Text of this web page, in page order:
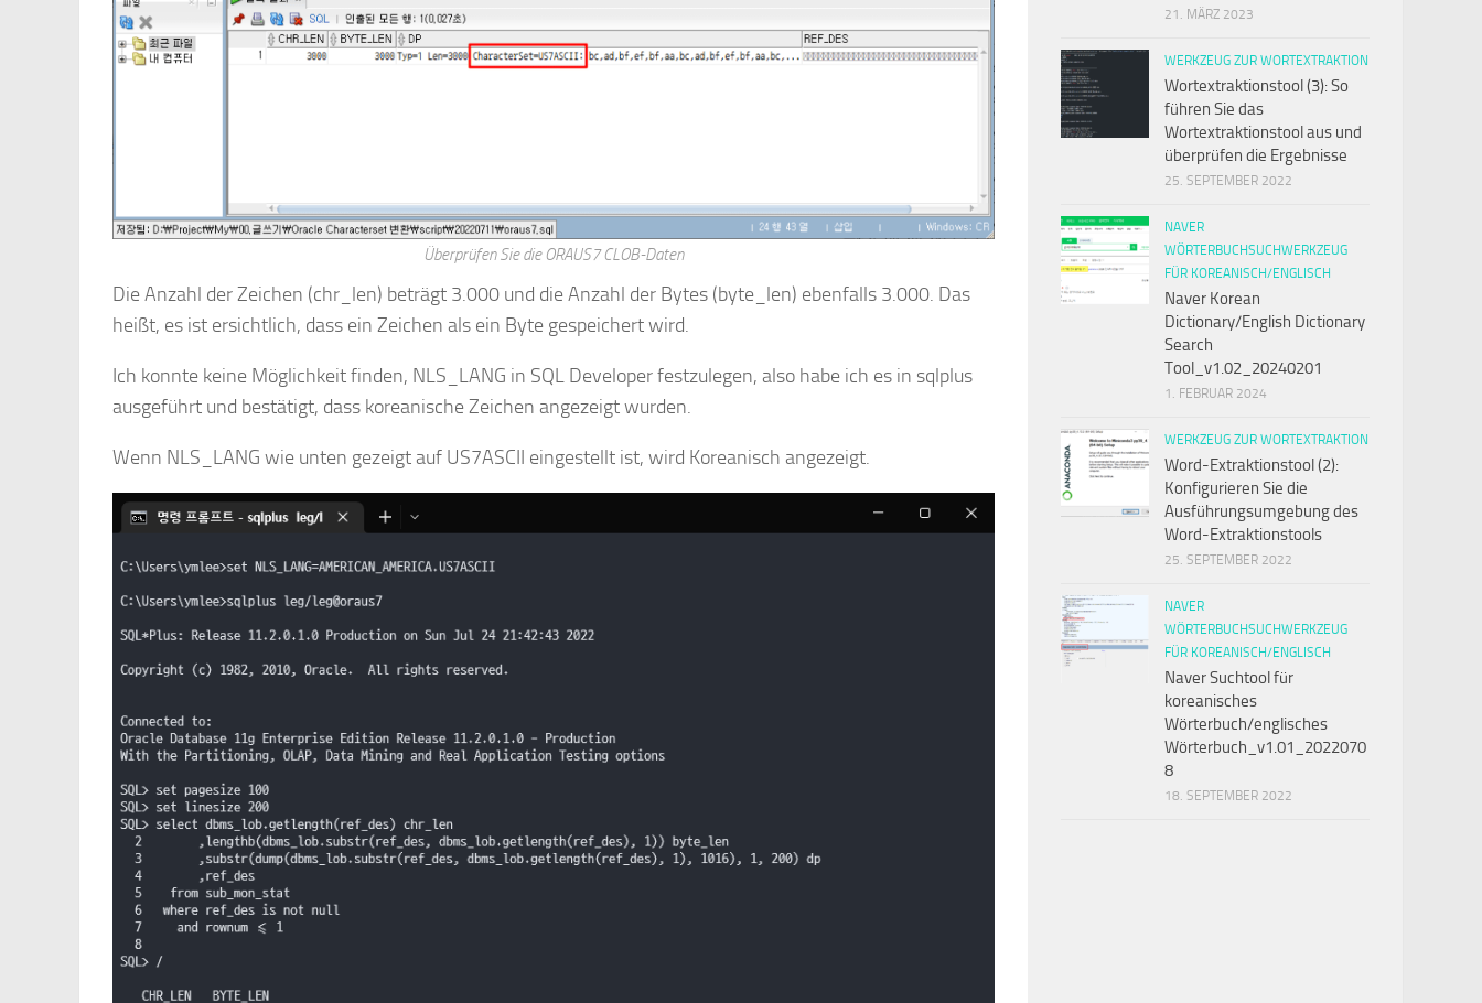
Überprüfen Sie die ORAUS7 CLOB-Daten
Die Anzahl der Zeichen (chr_len) beträgt 3.000 und die Anzahl der Bytes (byte_len) ebenfalls 3.000. Das
heißt, es ist ersichtlich, dass ein Zeichen als ein Byte gespeichert wird.
Ich konnte keine Möglichkeit finden, NLS_LANG in SQL Developer festzulegen, also habe ich es in sqlplus
ausgeführt und bestätigt, dass koreanische Zeichen angezeigt wurden.
Wenn NLS_LANG wie unten gezeigt auf US7ASCII eingestellt ist, wird Koreanisch angezeigt.
21. MÄRZ 2023
WERKZEUG ZUR WORTEXTRAKTION
Wortextraktionstool (3): So
führen Sie das
Wortextraktionstool aus und
überprüfen die Ergebnisse
25. SEPTEMBER 2022
NAVER
WÖRTERBUCHSUCHWERKZEUG
FÜR KOREANISCH/ENGLISCH
Naver Korean
Dictionary/English Dictionary
Search
Tool_v1.02_20240201
1. FEBRUAR 2024
WERKZEUG ZUR WORTEXTRAKTION
Word-Extraktionstool (2):
Konfigurieren Sie die
Ausführungsumgebung des
Word-Extraktionstools
25. SEPTEMBER 2022
NAVER
WÖRTERBUCHSUCHWERKZEUG
FÜR KOREANISCH/ENGLISCH
Naver Suchtool für
koreanisches
Wörterbuch/englisches
Wörterbuch_v1.01_2022070
8
18. SEPTEMBER 2022